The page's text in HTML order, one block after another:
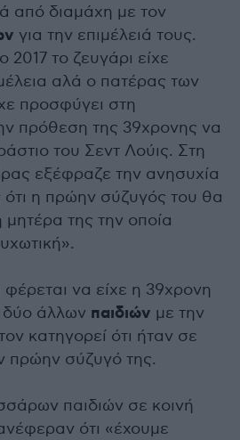
από διαμάχη με τον
για την επιμέλειά τους.
το ζευγάρι είχε
αλά ο πατέρας των
προσφύγει στη
πρόθεση της 39χρονης να
του Σεντ Λούις. Στη
εξέφραζε την ανησυχία
ότι η πρώην σύζυγός του θα
μητέρα της την οποία
να είχε η 39χρονη
άλλων παιδιών με την
κατηγορεί ότι ήταν σε
πρώην σύζυγό της.
παιδιών σε κοινή
ότι «έχουμε